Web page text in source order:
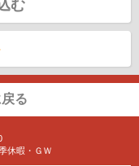
む
る
休暇・ＧＷ